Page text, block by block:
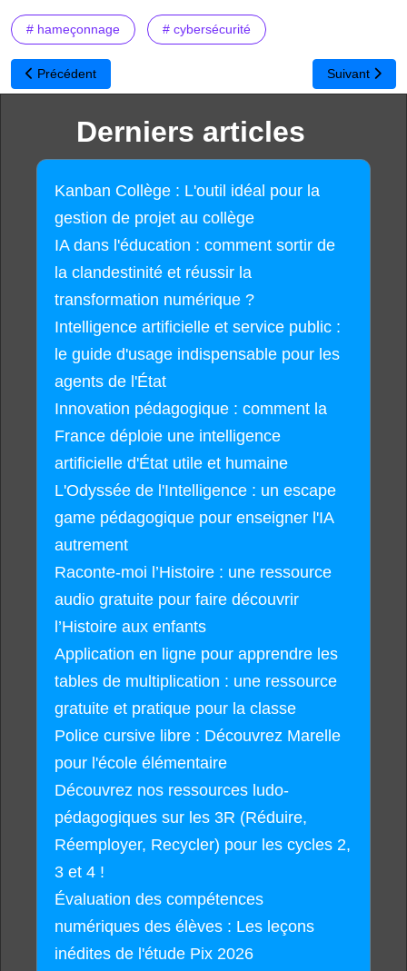
# hameçonnage # cybersécurité
Article précédent : WordPress : faut-il suivre une formation ou
Précédent Article
Suivant
Derniers articles
Kanban Collège : L'outil idéal pour la
gestion de projet au collège
IA dans l'éducation : comment sortir de
la clandestinité et réussir la
transformation numérique ?
Intelligence artificielle et service public :
le guide d'usage indispensable pour les
agents de l'État
Innovation pédagogique : comment la
France déploie une intelligence
artificielle d'État utile et humaine
L'Odyssée de l'Intelligence : un escape
game pédagogique pour enseigner l'IA
autrement
Raconte-moi l’Histoire : une ressource
audio gratuite pour faire découvrir
l’Histoire aux enfants
Application en ligne pour apprendre les
tables de multiplication : une ressource
gratuite et pratique pour la classe
Police cursive libre : Découvrez Marelle
pour l'école élémentaire
Découvrez nos ressources ludo-
pédagogiques sur les 3R (Réduire,
Réemployer, Recycler) pour les cycles 2,
3 et 4 !
Évaluation des compétences
numériques des élèves : Les leçons
inédites de l'étude Pix 2026